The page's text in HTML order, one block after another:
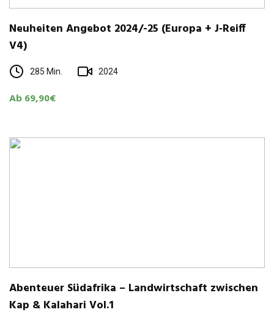
Neu­hei­ten Ange­bot 2024/-25 (Europa + J‑Reiff
V4)
285 Min. 2024
Ab 69,90€
Aben­teuer Süd­afrika – Land­wirt­schaft zwi­schen
Kap & Kala­hari Vol.1